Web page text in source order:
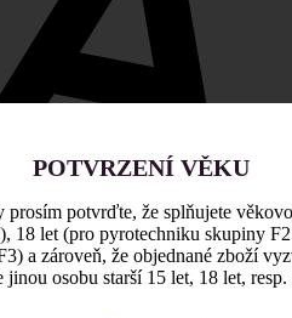
POTVRZENÍ VĚKU
prosím potvrďte, že splňujete
18 let (pro pyrotechniku skupiny
a zároveň, že objednané zboží
jinou osobu starší 15 let, 18 let, resp.